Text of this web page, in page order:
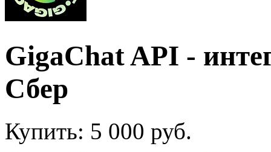
GigaChat API -
Сбер
Купить: 5 000 руб.